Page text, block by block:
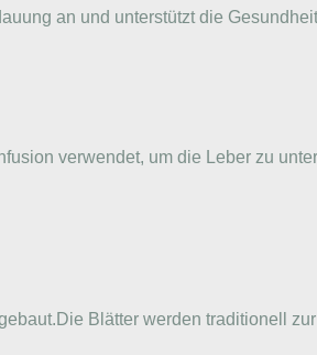
an und unterstützt die
verwendet, um die Leber zu
Blätter werden traditionell